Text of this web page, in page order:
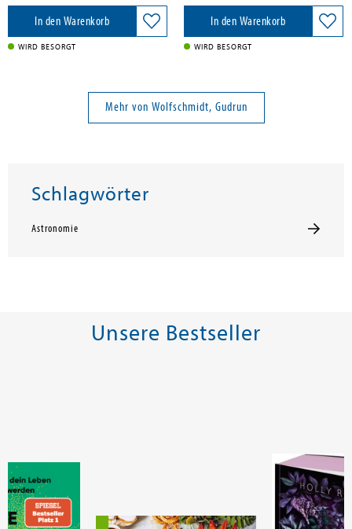
In den Warenkorb
WIRD BESORGT
In den Warenkorb
WIRD BESORGT
Mehr von Wolfschmidt, Gudrun
Schlagwörter
Astronomie
Unsere Bestseller